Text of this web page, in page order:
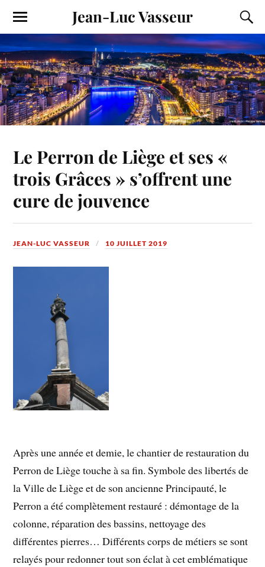
Jean-Luc Vasseur
Le Perron de Liège et ses «
trois Grâces » s’offrent une
cure de jouvence
JEAN-LUC VASSEUR 10 JUILLET 2019
Après une année et demie, le chantier de restauration du
Perron de Liège touche à sa fin. Symbole des libertés de
la Ville de Liège et de son ancienne Principauté, le
Perron a été complètement restauré : démontage de la
colonne, réparation des bassins, nettoyage des
différentes pierres… Différents corps de métiers se sont
relayés pour redonner tout son éclat à cet emblématique